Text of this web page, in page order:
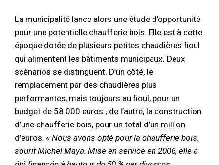
La municipalité lance alors une étude d’opportunité
pour une potentielle chaufferie bois. Elle est à cette
époque dotée de plusieurs petites chaudières fioul
qui alimentent les bâtiments municipaux. Deux
scénarios se distinguent. D’un côté, le
remplacement par des chaudières plus
performantes, mais toujours au fioul, pour un
budget de 58 000 euros ; de l’autre, la construction
d’une chaufferie bois, pour un total d’un million
d’euros. « Nous avons opté pour la chaufferie bois,
sourit Michel Maya. Mise en service en 2006, elle a